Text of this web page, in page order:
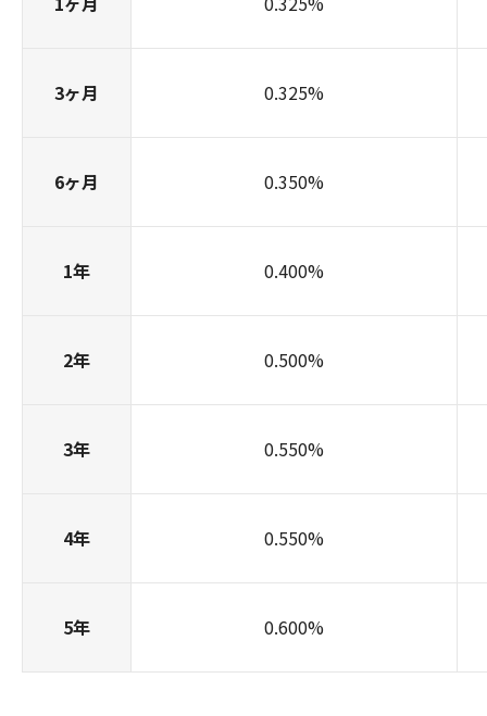
3ヶ月 0.325%
6ヶ月 0.350%
1年 0.400%
2年 0.500%
3年 0.550%
4年 0.550%
5年 0.600%